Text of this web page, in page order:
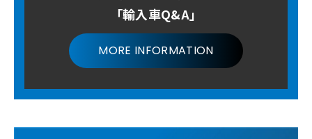
「輸入車Q&A」
MORE INFORMATION